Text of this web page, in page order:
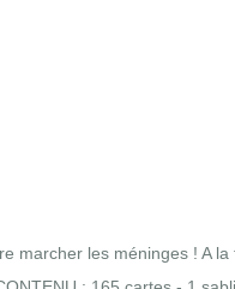
marcher les méninges ! A la